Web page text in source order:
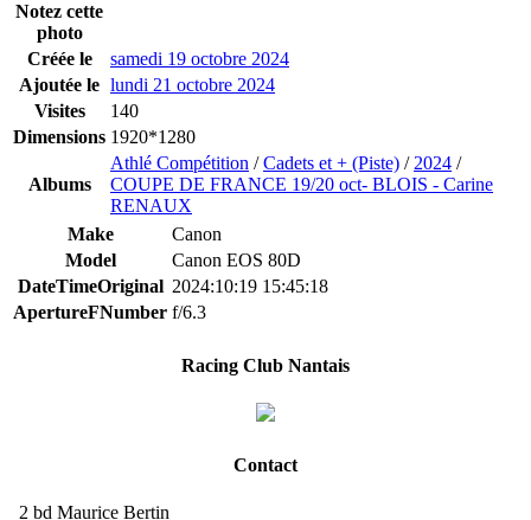
Notez cette
photo
Créée le
samedi 19 octobre 2024
Ajoutée le lundi 21 octobre 2024
Visites
140
Dimensions 1920*1280
Albums
Athlé Compétition /Cadets et + (Piste) / 2024 /
COUPE DE FRANCE 19/20 oct- BLOIS - Carine
RENAUX
Make
Canon
Model
Canon EOS 80D
DateTimeOriginal 2024:10:19 15:45:18
ApertureFNumber f/6.3
Racing Club Nantais
Contact
2 bd Maurice Bertin